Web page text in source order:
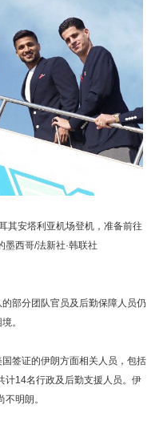
其安塔利亚机场登机，准备前往
西哥/法新社·韩联社
部分团队官员及后勤保障人员仍
。
签证的伊朗方面相关人员，包括
计14名行政及后勤支援人员。伊
明朗。